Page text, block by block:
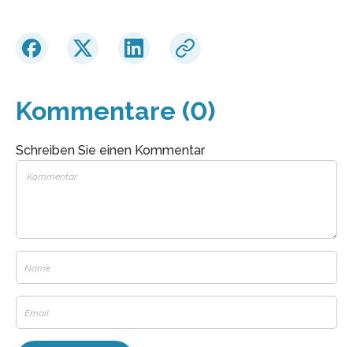
Kommentare (0)
Schreiben Sie einen Kommentar